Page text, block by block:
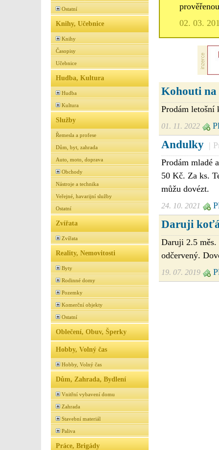
Ostatní
Knihy, Učebnice
Knihy
Časopisy
Učebnice
Hudba, Kultura
Hudba
Kultura
Služby
Řemesla a profese
Dům, byt, zahrada
Auto, moto, doprava
Obchody
Nástroje a technika
Veřejné, havarijní služby
Ostatní
Zvířata
Zvířata
Reality, Nemovitosti
Byty
Rodinné domy
Pozemky
Komerční objekty
Ostatní
Oblečení, Obuv, Šperky
Hobby, Volný čas
Hobby, Volný čas
Dům, Zahrada, Bydlení
Vnitřní vybavení domu
Zahrada
Stavební materiál
Paliva
Práce, Brigády
02. 03.
Kohouti na
Prodám letošní
01. 11. 2022
Andulky |
Prodám mladé
50 Kč. Za ks.
můžu dovézt.
24. 10. 2021
Daruji
Daruji 2.5
odčervený.
19. 07. 2019